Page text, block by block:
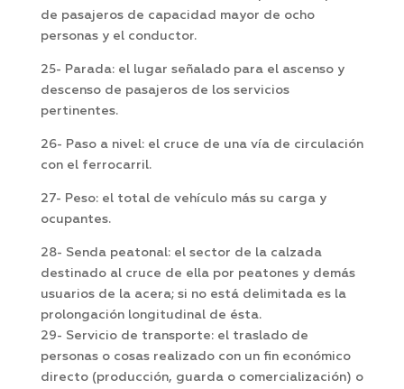
de pasajeros de capacidad mayor de ocho
personas y el conductor.
25- Parada: el lugar señalado para el ascenso y
descenso de pasajeros de los servicios
pertinentes.
26- Paso a nivel: el cruce de una vía de circulación
con el ferrocarril.
27- ­Peso: el total de vehículo más su carga y
ocupantes.
28- Senda peatonal: el sector de la calzada
destinado al cruce de ella por peatones y demás
usuarios de la acera; si no está delimitada es la
prolongación longitudinal de ésta.
29- Servicio de transporte: el traslado de
personas o cosas realizado con un fin económico
directo (producción, guarda o comercialización) o